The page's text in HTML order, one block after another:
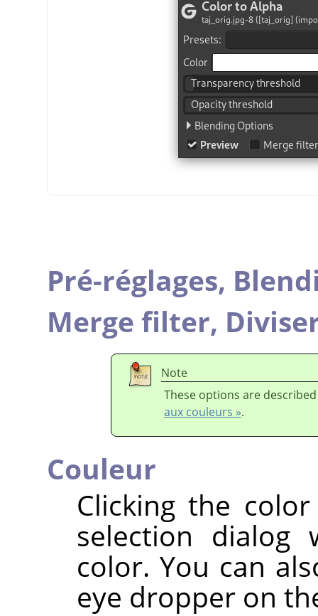
Pré-réglages,
Merge filter,
Note
These options are
aux couleurs ».
Couleur
Clicking the
selection dialog
color. You can
eye dropper on